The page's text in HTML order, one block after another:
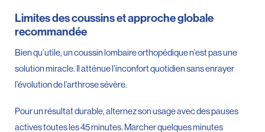
Limites des coussins et approche globale
recommandée
Bien qu’utile, un coussin lombaire orthopédique n’est pas une
solution miracle. Il atténue l’inconfort quotidien sans enrayer
l’évolution de l’arthrose sévère.
Pour un résultat durable, alternez son usage avec des pauses
actives toutes les 45 minutes. Marcher quelques minutes